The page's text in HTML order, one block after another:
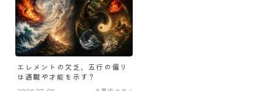
エレメントの欠乏、五行の偏り
は適職や才能を示す？